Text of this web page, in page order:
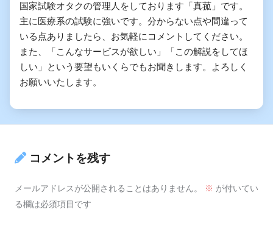
国家試験オタクの管理人をしております「真菰」です。
主に医療系の試験に強いです。分からない点や間違って
いる点ありましたら、お気軽にコメントしてください。
また、「こんなサービスが欲しい」「この解説をしてほ
しい」という要望もいくらでもお聞きします。よろしく
お願いいたします。
コメントを残す
メールアドレスが公開されることはありません。 ※ が付いてい
る欄は必須項目です